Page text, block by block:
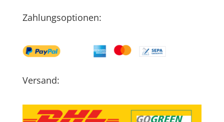
Zahlungsoptionen:
Versand: